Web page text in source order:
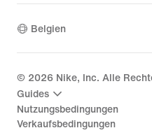
Belgien
© 2026 Nike, Inc. Alle
Guides
Nutzungsbedingungen
Verkaufsbedingungen